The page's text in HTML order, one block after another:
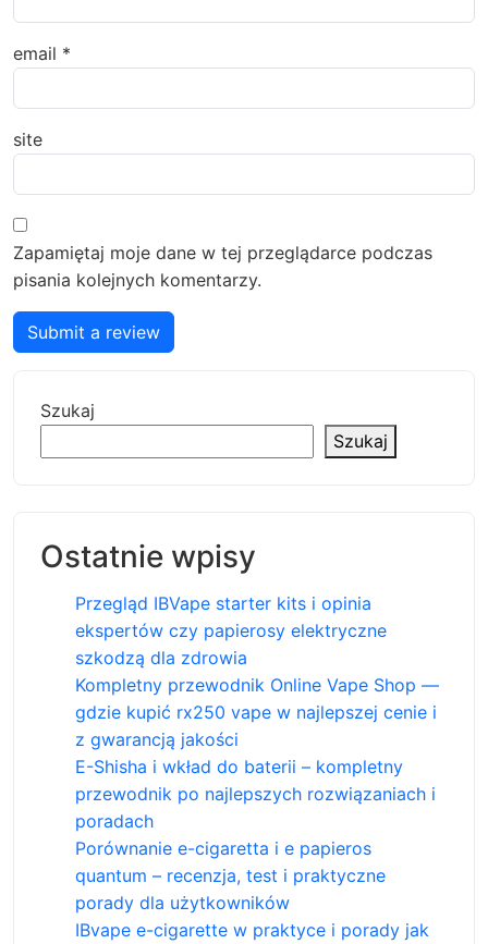
email *
site
Zapamiętaj moje dane w tej przeglądarce podczas
pisania kolejnych komentarzy.
Submit a review
Szukaj
Szukaj
Ostatnie wpisy
Przegląd IBVape starter kits i opinia
ekspertów czy papierosy elektryczne
szkodzą dla zdrowia
Kompletny przewodnik Online Vape Shop —
gdzie kupić rx250 vape w najlepszej cenie i
z gwarancją jakości
E-Shisha i wkład do baterii – kompletny
przewodnik po najlepszych rozwiązaniach i
poradach
Porównanie e-cigaretta i e papieros
quantum – recenzja, test i praktyczne
porady dla użytkowników
IBvape e-cigarette w praktyce i porady jak